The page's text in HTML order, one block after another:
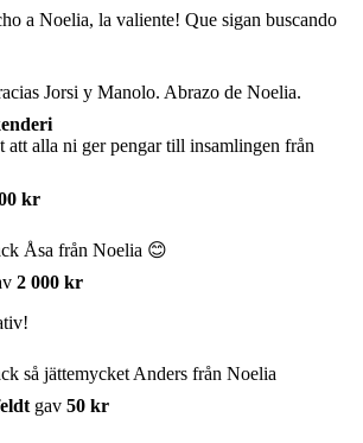
a Noelia, la valiente! Que sigan buscando
Jorsi y Manolo. Abrazo de Noelia.
att alla ni ger pengar till insamlingen från
kr
Åsa från Noelia 😊
2 000 kr
så jättemycket Anders från Noelia
gav 50 kr